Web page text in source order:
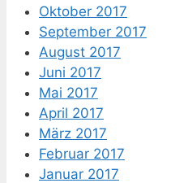
Oktober 2017
September 2017
August 2017
Juni 2017
Mai 2017
April 2017
März 2017
Februar 2017
Januar 2017